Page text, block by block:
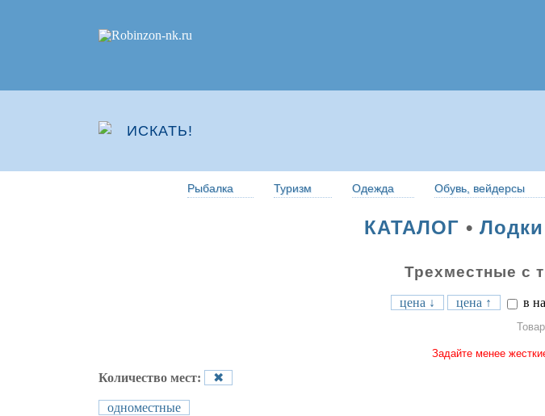
Рыбалка Туризм Одежда Обувь, вейдерсы
КАТАЛОГ • Лодки
Трехместные с
цена ↓ цена ↑ в
Задайте менее
Количество мест: ✖
одноместные